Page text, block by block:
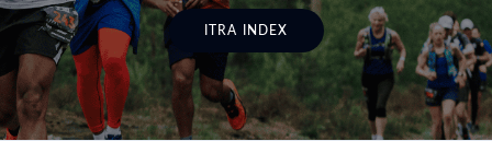
ITRA INDEX